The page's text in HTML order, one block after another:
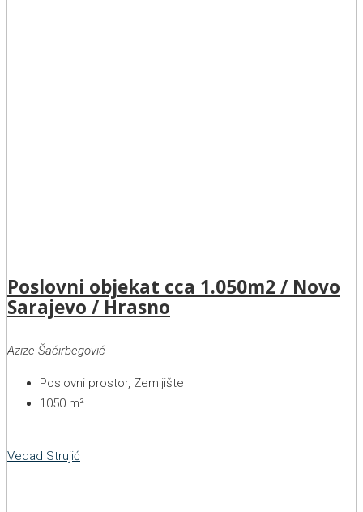
Poslovni objekat cca 1.050m2 / Novo
Sarajevo / Hrasno
Azize Šaćirbegović
Poslovni prostor, Zemljište
1050 m²
Vedad Strujić